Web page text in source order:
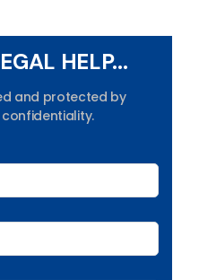
HELP...
and protected by